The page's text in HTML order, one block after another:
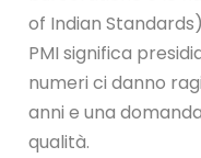
of Indian
PMI significa
numeri ci danno
anni e una
qualità.